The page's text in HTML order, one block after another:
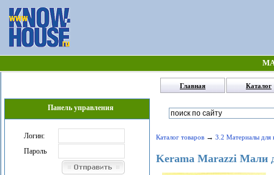
Главная Каталог
Панель управления
Логин:
Пароль
Каталог товаров→ 3.2 Материалы для
Kerama Marazzi Мали